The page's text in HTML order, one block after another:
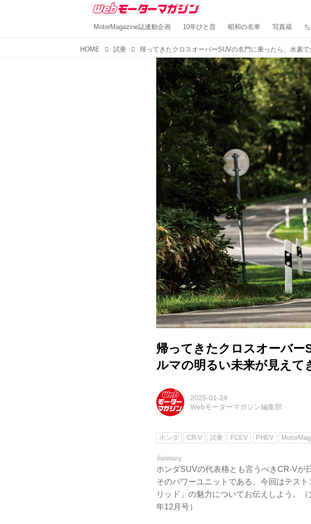
MotorMagazine誌連動企画 10年ひと昔 昭和の名車 写真蔵
HOME 試乗
帰ってきたクロスオーバー
ルマの明るい未来が見えて
2025-01-24
Webモーターマガジン編集部
ホンダ CR-V 試乗 FCEV PHEV
ホンダSUVの代表格とも言うべきCR-Vが
そのパワーユニットである。今回はテス
リッド」の魅力についてお伝えしよう。
年12月号）